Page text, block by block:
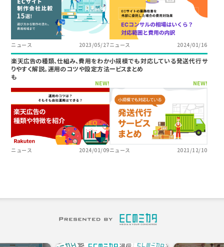
ニュース 2023/05/27ニュース 2024/01/16
楽天広告の種類、仕組み、費用をわか
りやすく解説。運用のコツや設定方法
も
NEW!
ニュース 2024/01/09
小規模でも対応している発送代行サ
ービスまとめ
NEW!
ニュース 2021/12/10